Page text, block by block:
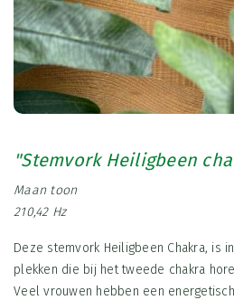
"Stemvork Heiligbeen
Maan toon
210,42 Hz
Deze stemvork Heiligbeen Chakra, is
plekken die bij het tweede chakra
Veel vrouwen hebben een